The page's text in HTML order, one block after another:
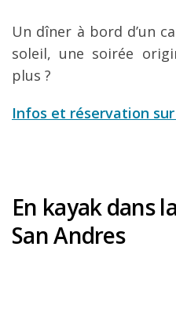
Un dîner à bord d’un
soleil, une soirée
plus ?
Infos et réservation
En kayak dans
San Andres